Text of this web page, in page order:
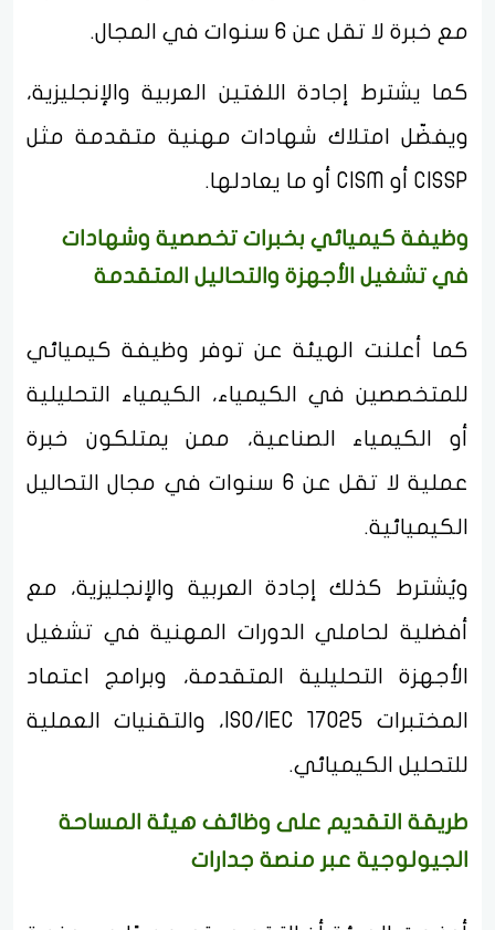
مع خبرة لا تقل عن 6 سنوات في المجال.
كما يشترط إجادة اللغتين العربية والإنجليزية،
ويفضّل امتلاك شهادات مهنية متقدمة مثل
CISSP أو CISM أو ما يعادلها.
وظيفة كيميائي بخبرات تخصصية وشهادات
في تشغيل الأجهزة والتحاليل المتقدمة
كما أعلنت الهيئة عن توفر وظيفة كيميائي
للمتخصصين في الكيمياء، الكيمياء التحليلية
أو الكيمياء الصناعية، ممن يمتلكون خبرة
عملية لا تقل عن 6 سنوات في مجال التحاليل
الكيميائية.
ويُشترط كذلك إجادة العربية والإنجليزية، مع
أفضلية لحاملي الدورات المهنية في تشغيل
الأجهزة التحليلية المتقدمة، وبرامج اعتماد
المختبرات ISO/IEC 17025، والتقنيات العملية
للتحليل الكيميائي.
طريقة التقديم على وظائف هيئة المساحة
الجيولوجية عبر منصة جدارات